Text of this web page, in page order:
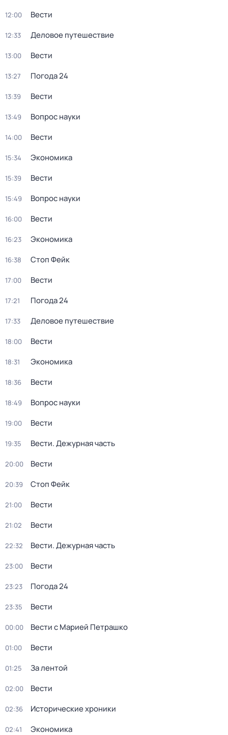
12:00 Вести
12:33 Деловое путешествие
13:00 Вести
13:27 Погода 24
13:39 Вести
13:49 Вопрос науки
14:00 Вести
15:34 Экономика
15:39 Вести
15:49 Вопрос науки
16:00 Вести
16:23 Экономика
16:38 Стоп Фейк
17:00 Вести
17:21 Погода 24
17:33 Деловое путешествие
18:00 Вести
18:31 Экономика
18:36 Вести
18:49 Вопрос науки
19:00 Вести
19:35 Вести. Дежурная часть
20:00 Вести
20:39 Стоп Фейк
21:00 Вести
21:02 Вести
22:32 Вести. Дежурная часть
23:00 Вести
23:23 Погода 24
23:35 Вести
00:00 Вести с Марией Петрашко
01:00 Вести
01:25 За лентой
02:00 Вести
02:36 Исторические хроники
02:41 Экономика